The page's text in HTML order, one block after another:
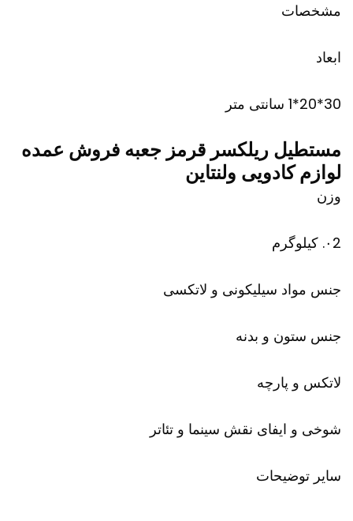
مشخصات
ابعاد
30*20*1 سانتی متر
مستطیل ریلکسر قرمز جعبه فروش عمده
لوازم کادویی ولنتاین
وزن
۰2. کیلوگرم
جنس مواد سیلیکونی و لاتکسی
جنس ستون و بدنه
لاتکس و پارچه
شوخی و ایفای نقش سینما و تئاتر
سایر توضیحات